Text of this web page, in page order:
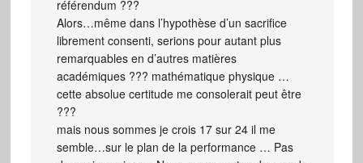
référendum ???
Alors…même dans l’hypothèse d’un sacrifice
librement consenti, serions pour autant plus
remarquables en d’autres matières
académiques ??? mathématique physique …
cette absolue certitude me consolerait peut être
???
mais nous sommes je crois 17 sur 24 il me
semble…sur le plan de la performance … Pas